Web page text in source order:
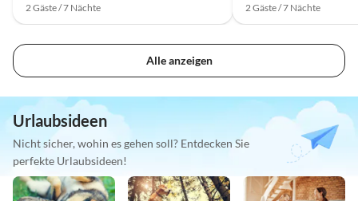
2 Gäste / 7 Nächte 2 Gäste / 7 Nächte
Alle anzeigen
Urlaubsideen
Nicht sicher, wohin es gehen soll? Entdecken Sie
perfekte Urlaubsideen!